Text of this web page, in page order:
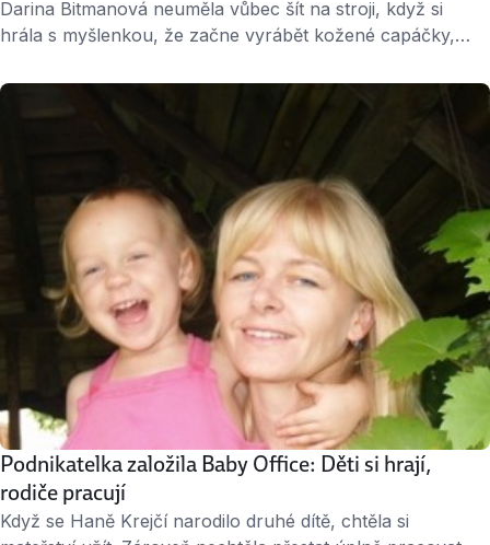
Darina Bitmanová neuměla vůbec šít na stroji, když si
hrála s myšlenkou, že začne vyrábět kožené capáčky,
hodně prostěradel. Je to více než dva roky, co podnikání
založila. Teď už se šitím botiček živí a prodává je
Podnikatelka založila Baby Office: Děti si hrají,
rodiče pracují
Když se Haně Krejčí narodilo druhé dítě, chtěla si